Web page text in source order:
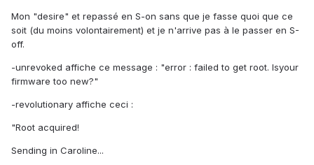
Mon "desire" et repassé en S-on sans que je fasse quoi que ce
soit (du moins volontairement) et je n'arrive pas à le passer en S-
off.
-unrevoked affiche ce message : "error : failed to get root. Isyour
firmware too new?"
-revolutionary affiche ceci :
"Root acquired!
Sending in Caroline...